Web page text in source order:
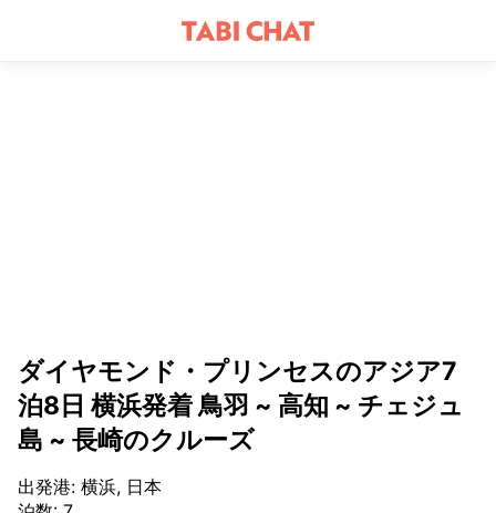
ダイヤモンド・プリンセスのアジア7
泊8日 横浜発着 鳥羽 ~ 高知 ~ チェジュ
島 ~ 長崎のクルーズ
出発港: 横浜, 日本